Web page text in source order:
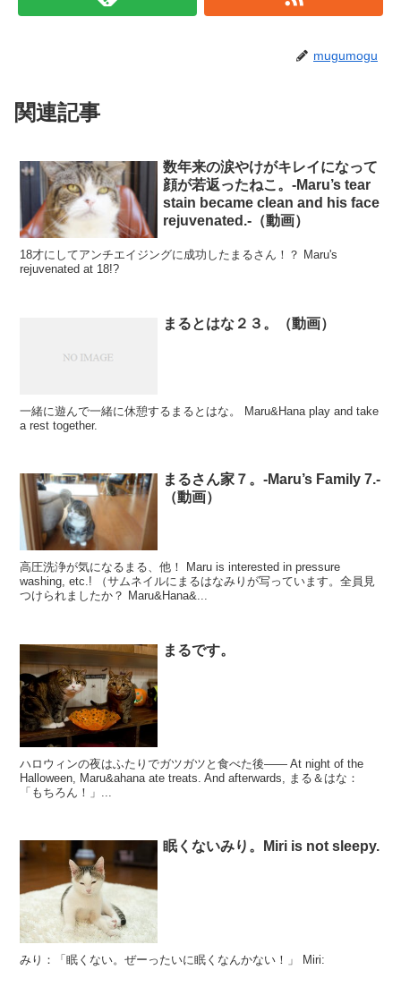
mugumogu
関連記事
数年来の涙やけがキレイになって
顔が若返ったねこ。-Maru’s tear
stain became clean and his face
rejuvenated.-（動画）
18才にしてアンチエイジングに成功したまるさん！？ Maru's
rejuvenated at 18!?
まるとはな２３。（動画）
一緒に遊んで一緒に休憩するまるとはな。 Maru&Hana play and take
a rest together.
まるさん家７。-Maru’s Family 7.-
（動画）
高圧洗浄が気になるまる、他！ Maru is interested in pressure
washing, etc.! （サムネイルにまるはなみりが写っています。全員見
つけられましたか？ Maru&Hana&...
まるです。
ハロウィンの夜はふたりでガツガツと食べた後―― At night of the
Halloween, Maru&ahana ate treats. And afterwards, まる＆はな：
「もちろん！」...
眠くないみり。Miri is not sleepy.
みり：「眠くない。ぜーったいに眠くなんかない！」 Miri: